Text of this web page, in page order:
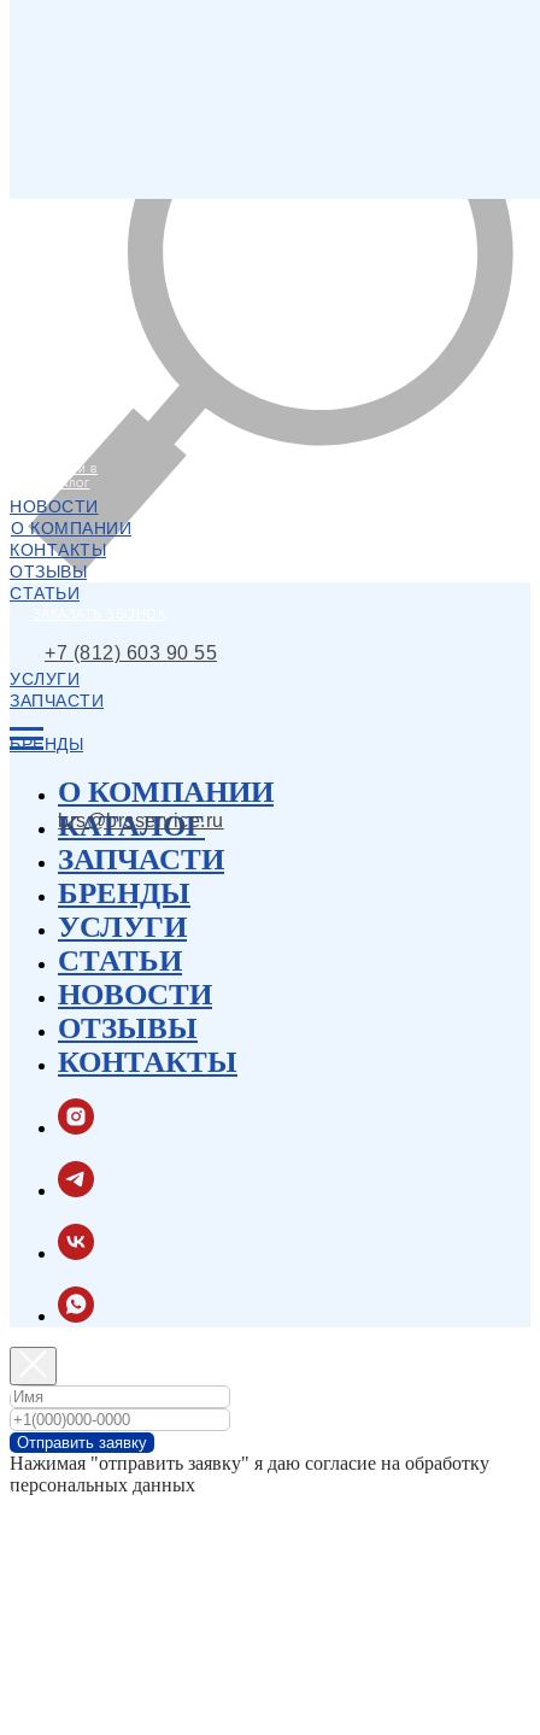
ПЕРЕЙТИ В
КАТАЛОГ
НОВОСТИ
О КОМПАНИИ
КОНТАКТЫ
ОТЗЫВЫ
СТАТЬИ
+7 (812) 603 90 55
УСЛУГИ
ЗАПЧАСТИ
БРЕНДЫ
brs@brsservice.ru
О КОМПАНИИ
КАТАЛОГ
ЗАПЧАСТИ
БРЕНДЫ
УСЛУГИ
СТАТЬИ
НОВОСТИ
ОТЗЫВЫ
КОНТАКТЫ
Отправить заявку
Нажимая "отправить заявку" я даю согласие на обработку
персональных данных